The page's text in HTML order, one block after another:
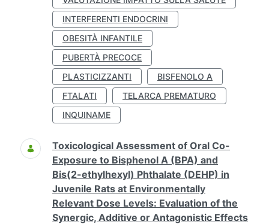
INTERFERENTI ENDOCRINI
OBESITÀ INFANTILE
PUBERTÀ PRECOCE
PLASTICIZZANTI
BISFENOLO A
FTALATI
TELARCA PREMATURO
INQUINAME
Toxicological Assessment of Oral Co-
Exposure to Bisphenol A (BPA) and
Bis(2-ethylhexyl) Phthalate (DEHP) in
Juvenile Rats at Environmentally
Relevant Dose Levels: Evaluation of the
Synergic, Additive or Antagonistic Effects